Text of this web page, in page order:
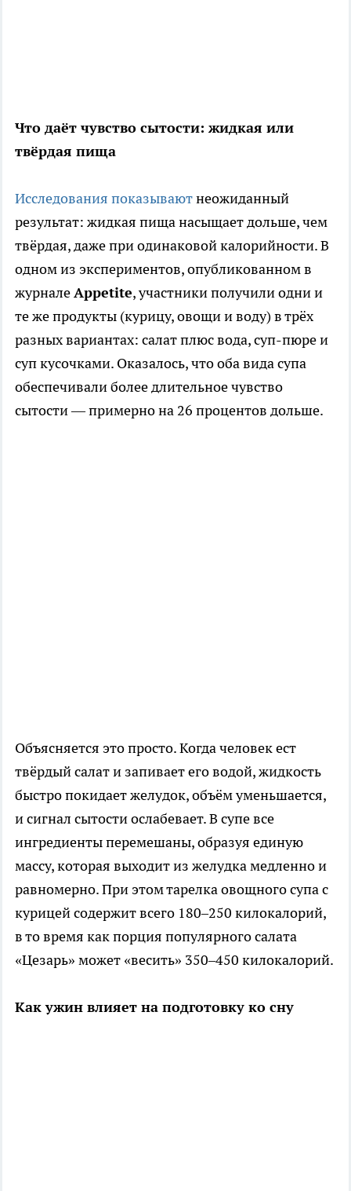
Что даёт чувство сытости: жидкая или
твёрдая пища
Исследования показываютнеожиданный
результат: жидкая пища насыщает дольше, чем
твёрдая, даже при одинаковой калорийности. В
одном из экспериментов, опубликованном в
журналеAppetite, участники получили одни и
те же продукты (курицу, овощи и воду) в трёх
разных вариантах: салат плюс вода, суп-пюре и
суп кусочками. Оказалось, что оба вида супа
обеспечивали более длительное чувство
сытости — примерно на 26 процентов дольше.
Объясняется это просто. Когда человек ест
твёрдый салат и запивает его водой, жидкость
быстро покидает желудок, объём уменьшается,
и сигнал сытости ослабевает. В супе все
ингредиенты перемешаны, образуя единую
массу, которая выходит из желудка медленно и
равномерно. При этом тарелка овощного супа с
курицей содержит всего 180–250 килокалорий,
в то время как порция популярного салата
«Цезарь» может «весить» 350–450 килокалорий.
Как ужин влияет на подготовку ко сну